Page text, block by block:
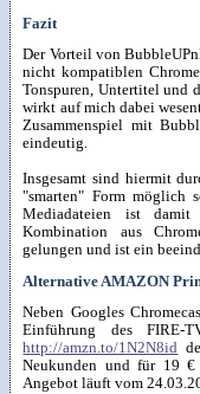
Fazit
Der Vorteil von
nicht kompatiblen
Tonspuren, Untertitel und
wirkt auf mich dabei
Zusammenspiel mit
eindeutig.
Insgesamt sind hiermit
"smarten" Form möglich
Mediadateien ist damit
Kombination aus
gelungen und ist ein
Alternative AMAZON
Neben Googles
Einführung des
http://amzn.to/1N2N8id
Neukunden und für 19 €
Angebot läuft vom